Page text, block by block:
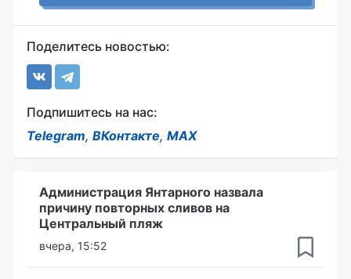
Поделитесь новостью:
Подпишитесь на нас:
Telegram, ВКонтакте, MAX
Администрация Янтарного назвала
причину повторных сливов на
Центральный пляж
вчера, 15:52